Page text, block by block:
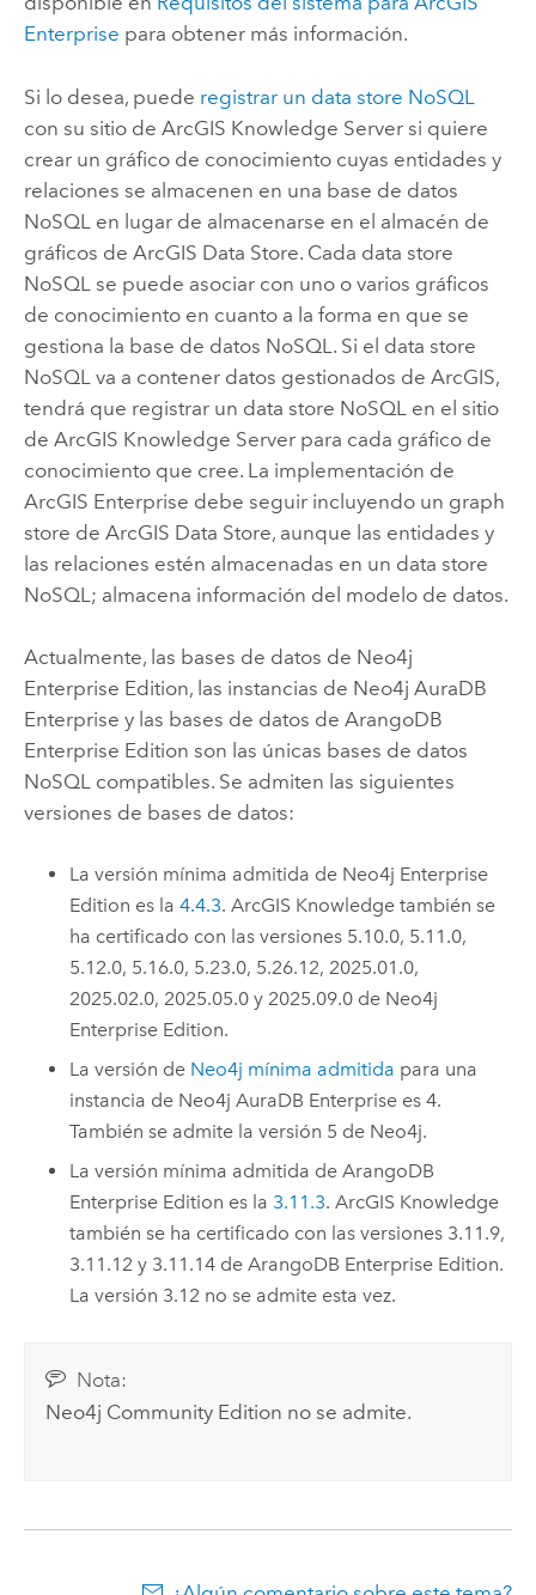
Enterprise para obtener más información.
Si lo desea, puede registrar un data store NoSQL
con su sitio de ArcGIS Knowledge Serversi quiere
crear un gráfico de conocimiento cuyas entidades y
relaciones se almacenen en una base de datos
NoSQL en lugar de almacenarse en el almacén de
gráficos de ArcGIS Data Store. Cada data store
NoSQL se puede asociar con uno o varios gráficos
de conocimiento en cuanto a la forma en que se
gestiona la base de datos NoSQL. Si el data store
NoSQL va a contener datos gestionados de ArcGIS,
tendrá que registrar un data store NoSQL en el sitio
de ArcGIS Knowledge Serverpara cada gráfico de
conocimiento que cree. La implementación de
ArcGIS Enterprise debe seguir incluyendo un graph
store de ArcGIS Data Store, aunque las entidades y
las relaciones estén almacenadas en un data store
NoSQL; almacena información del modelo de datos.
Actualmente, las bases de datos de Neo4j
Enterprise Edition, las instancias de Neo4j AuraDB
Enterprise y las bases de datos de ArangoDB
Enterprise Edition son las únicas bases de datos
NoSQL compatibles. Se admiten las siguientes
versiones de bases de datos:
La versión mínima admitida de Neo4j Enterprise
Edition es la4.4.3.ArcGIS Knowledge también se
ha certificado con las versiones 5.10.0, 5.11.0,
5.12.0, 5.16.0, 5.23.0, 5.26.12, 2025.01.0,
2025.02.0, 2025.05.0 y 2025.09.0 de Neo4j
Enterprise Edition.
La versión de Neo4j mínima admitida para una
instancia de Neo4j AuraDB Enterprise es 4.
También se admite la versión 5 de Neo4j.
La versión mínima admitida deArangoDB
Enterprise Edition es la 3.11.3.ArcGIS Knowledge
también se ha certificado con las versiones 3.11.9,
3.11.12 y 3.11.14 deArangoDB Enterprise Edition.
La versión 3.12 no se admite esta vez.
Nota:
Neo4j Community Edition no se admite.